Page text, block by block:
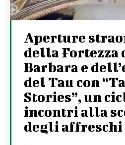
Aperture
della Fortezza
Barbara e
del Tau con
Stories”, un
incontri alla
degli affreschi